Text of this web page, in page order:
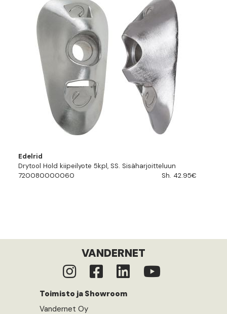
Edelrid
Drytool Hold kiipeilyote 5kpl, SS. Sisäharjoitteluun
720080000060
Sh. 42.95€
VANDERNET
Toimisto ja Showroom
Vandernet Oy